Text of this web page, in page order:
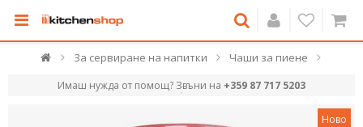
За сервиране на напитки Чаши за пиене
Имаш нужда от помощ? Звъни на +359 87 717 5203
Ново